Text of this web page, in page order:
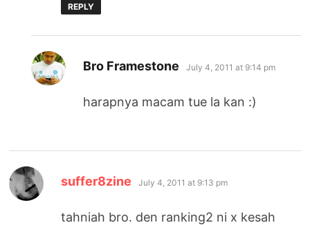
REPLY
Bro Framestone says:
July 4, 2011 at 9:14 pm
harapnya macam tue la kan :)
suffer8zine says:
July 4, 2011 at 9:13 pm
tahniah bro. den ranking2 ni x kesah